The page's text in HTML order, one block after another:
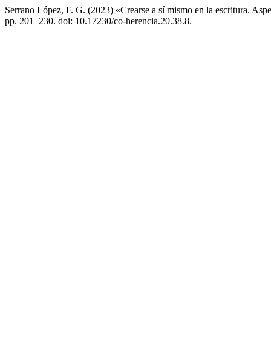
Serrano López, F. G. (2023) «Crearse a sí mismo en la escritura.
pp. 201–230. doi: 10.17230/co-herencia.20.38.8.